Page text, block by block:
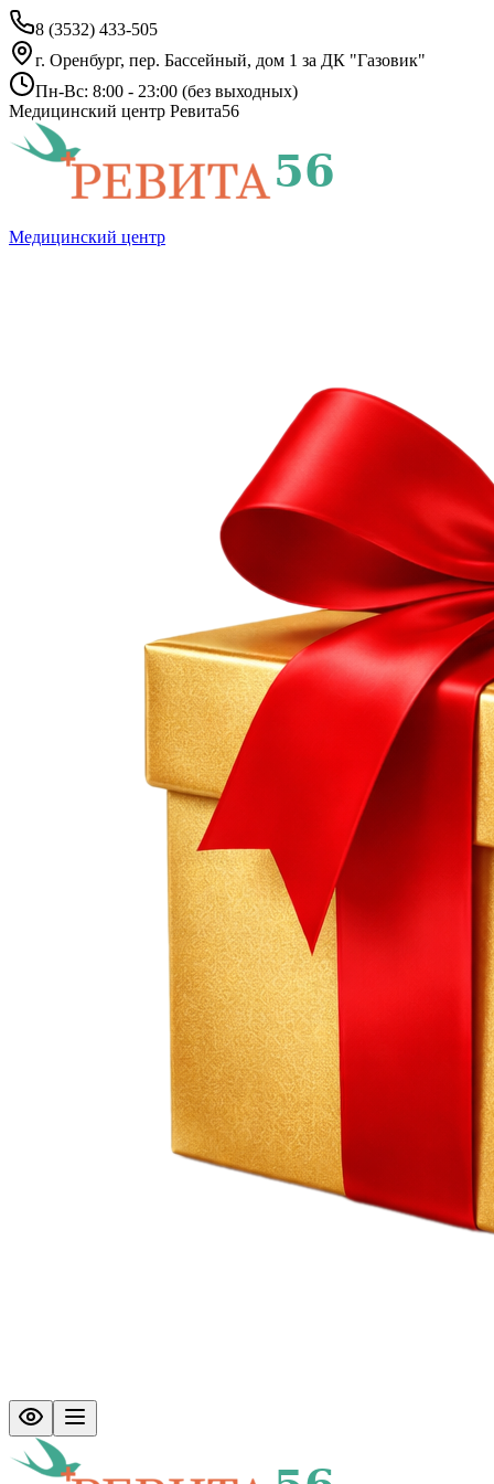
8 (3532) 433-505
г. Оренбург, пер. Бассейный, дом 1 за ДК "Газовик"
Пн-Вс: 8:00 - 23:00 (без выходных)
Медицинский центр Ревита56